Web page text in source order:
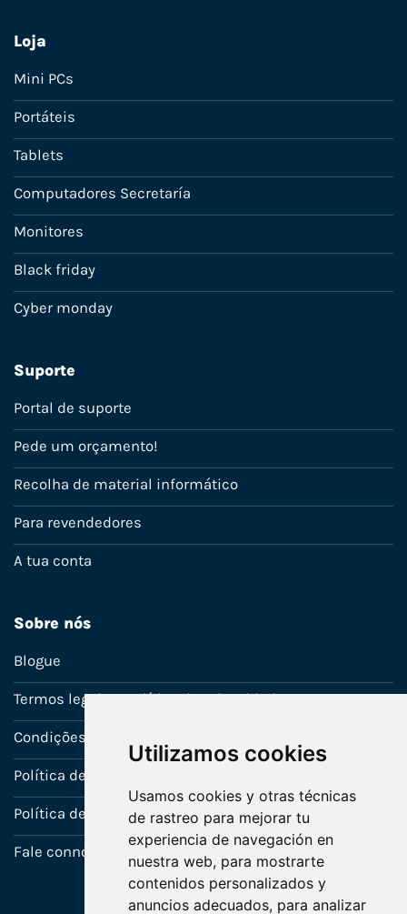
Utilizamos cookies
Usamos cookies y otras técnicas
de rastreo para mejorar tu
experiencia de navegación en
nuestra web, para mostrarte
contenidos personalizados y
anuncios adecuados, para analizar
Loja
Mini PCs
Portáteis
Tablets
Computadores Secretaría
Monitores
Black friday
Cyber monday
Suporte
Portal de suporte
Pede um orçamento!
Recolha de material informático
Para revendedores
A tua conta
Sobre nós
Blogue
Termos legais e política de privacidade
Condições de venda
Política de Garantia
Política de utilização de cookies
Fale connosco